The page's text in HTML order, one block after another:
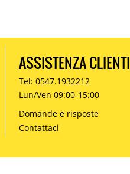
ASSISTENZA CLIENTI
Tel: 0547.1932212
Lun/Ven 09:00-15:00
Domande e risposte
Contattaci